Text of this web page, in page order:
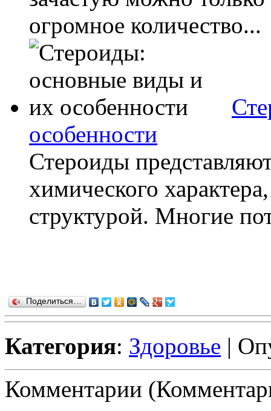
огромное количество...
особенности
Стероиды
химического
структурой. Многие
Поделиться…
Категория: Здоровье |
Комментарии